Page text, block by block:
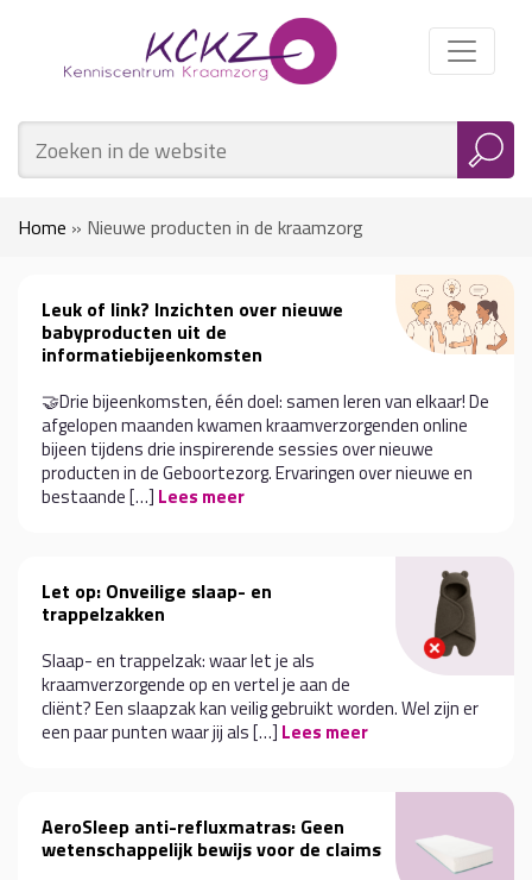
Home » Nieuwe producten in de kraamzorg
Leuk of link? Inzichten over nieuwe
babyproducten uit de
informatiebijeenkomsten
🤝Drie bijeenkomsten, één doel: samen leren van elkaar! De
afgelopen maanden kwamen kraamverzorgenden online
bijeen tijdens drie inspirerende sessies over nieuwe
producten in de Geboortezorg. Ervaringen over nieuwe en
bestaande […] Lees meer
Let op: Onveilige slaap- en
trappelzakken
Slaap- en trappelzak: waar let je als
kraamverzorgende op en vertel je aan de
cliënt? Een slaapzak kan veilig gebruikt worden. Wel zijn er
een paar punten waar jij als […] Lees meer
AeroSleep anti-refluxmatras: Geen
wetenschappelijk bewijs voor de claims